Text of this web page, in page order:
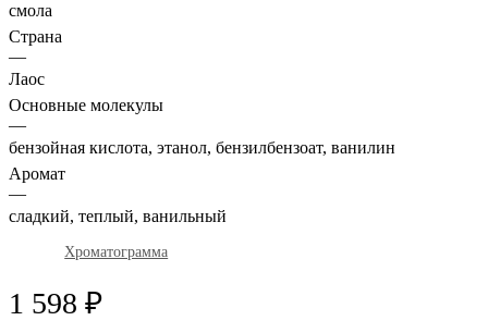
смола
Страна
—
Лаос
Основные молекулы
—
бензойная кислота, этанол, бензилбензоат, ванилин
Аромат
—
сладкий, теплый, ванильный
Хроматограмма
1 598 ₽